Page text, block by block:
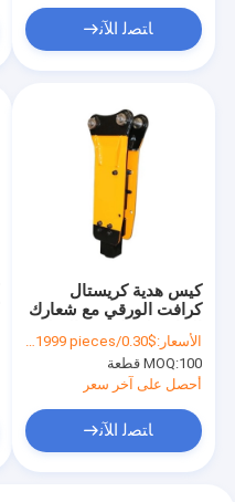
ﺎﺘﺼﻟ ﺍﻶﻧ
كيس هدية كريستال
كرافت الورقي مع شعارك
الخاص لحفلة عيد الميلاد
الزخرفية
الأسعار:$0.30/pieces 100-1999 pieces
MOQ:100 قطعة
أحصل على آخر سعر
ﺎﺘﺼﻟ ﺍﻶﻧ